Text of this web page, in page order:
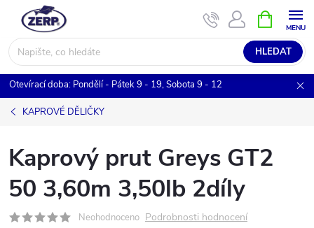
obsah
HLEDAT
NÁKUPNÍ
KOŠÍK
Otevírací doba: Pondělí - Pátek 9 - 19, Sobota 9 - 12
KAPROVÉ DĚLIČKY
Kaprový prut Greys GT2
50 3,60m 3,50lb 2díly
Neohodnoceno Podrobnosti hodnocení